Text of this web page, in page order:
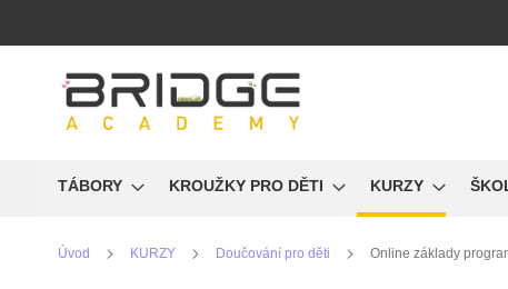
na
TÁBORY KROUŽKY PRO DĚTI KURZY
Úvod KURZY Doučování pro děti Online základy